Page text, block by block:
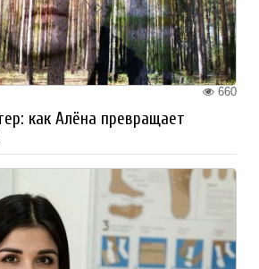
660
как Алёна превращает